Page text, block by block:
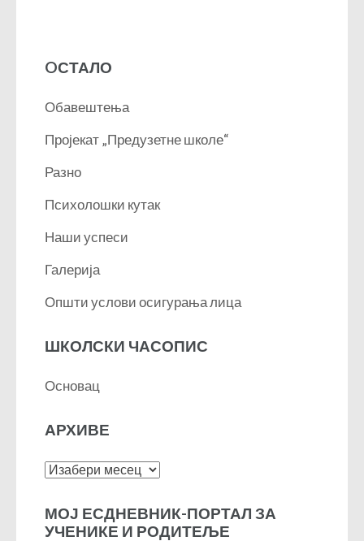
OСТАЛО
Обавештења
Пројекат „Предузетне школе“
Разно
Психолошки кутак
Наши успеси
Галерија
Општи услови осигурања лица
ШКОЛСКИ ЧАСОПИС
Основац
АРХИВЕ
Архиве
МОЈ ЕСДНЕВНИК-ПОРТАЛ ЗА
УЧЕНИКЕ И РОДИТЕЉЕ